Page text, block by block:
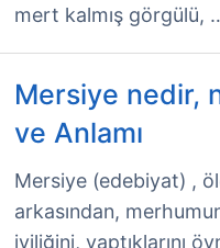
mert kalmış görgülü,
Mersiye nedir,
ve Anlamı
Mersiye (edebiyat) ,
arkasından,
iyiliğini, yaptıklarını